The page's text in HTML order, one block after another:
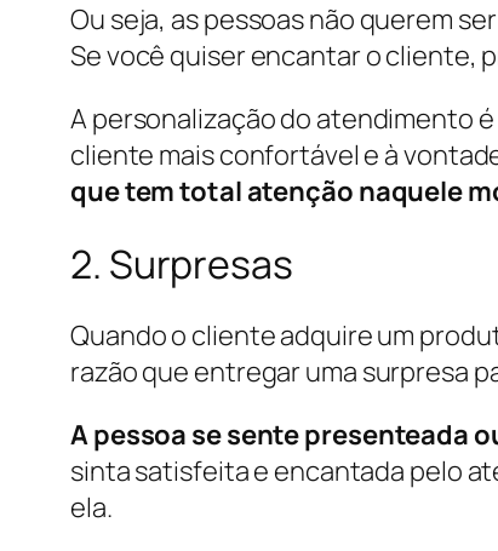
Ou seja, as pessoas não querem
Se você quiser encantar o cliente,
A personalização do atendimento
cliente mais confortável e à
que tem total atenção naquele
2. Surpresas
Quando o cliente adquire um
razão que entregar uma surpresa
A pessoa se sente presenteada
sinta satisfeita e encantada pelo
ela.